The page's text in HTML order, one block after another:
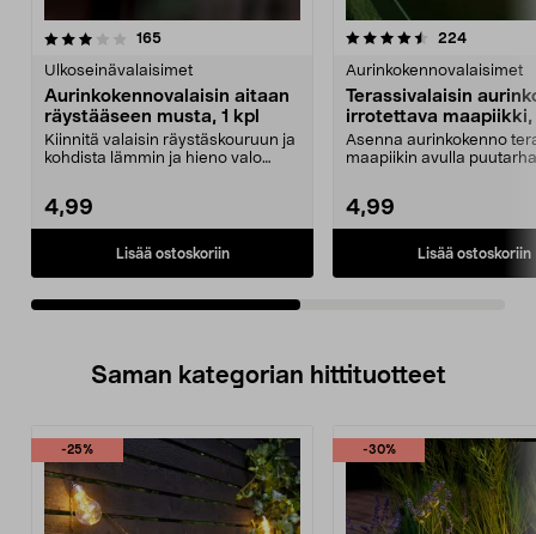
165arvostelut
Ulkoseinävalaisimet
Aurinkokennovalaisin aitaan
räystääseen musta, 1 kpl
Kiinnitä valaisin räystäskouruun ja
kohdista lämmin ja hieno valo
4,99
Lisää ostoskoriin
4.5viidestä
224arvostelut
Aurinkokennovalaisimet
Terassivalaisin
irrotettava maapiikki,
Asenna aurinkokenno
maapiikin avulla
4,99
Lisää ostoskoriin
4.0viidestä
Saman kategorian hittituotteet
-25% -30%